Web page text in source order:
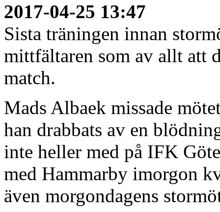
2017-04-25 13:47
Sista träningen innan
mittfältaren som av allt att
match.
Mads Albaek missade
han drabbats av en
inte heller med på IFK
med Hammarby imorgon
även morgondagens